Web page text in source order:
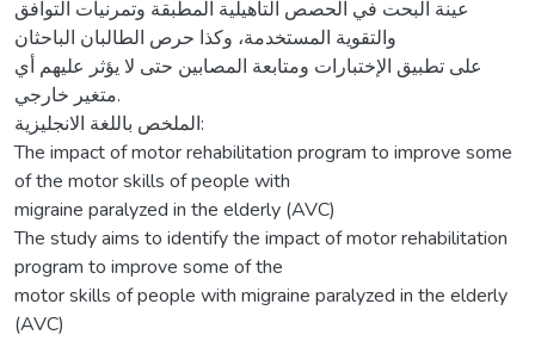
عينة البحت في الحصص التأهيلية المطبقة وتمرنيات التوافق
والتقوية المستخدمة، وكذا حرص الطالبان الباحثان
على تطبيق الإختبارات ومتابعة المصابين حتى لا يؤثر عليهم أي
متغير خارجي.
الملخص باللغة الانجليزية:
The impact of motor rehabilitation program to improve some
of the motor skills of people with
migraine paralyzed in the elderly (AVC)
The study aims to identify the impact of motor rehabilitation
program to improve some of the
motor skills of people with migraine paralyzed in the elderly
(AVC)